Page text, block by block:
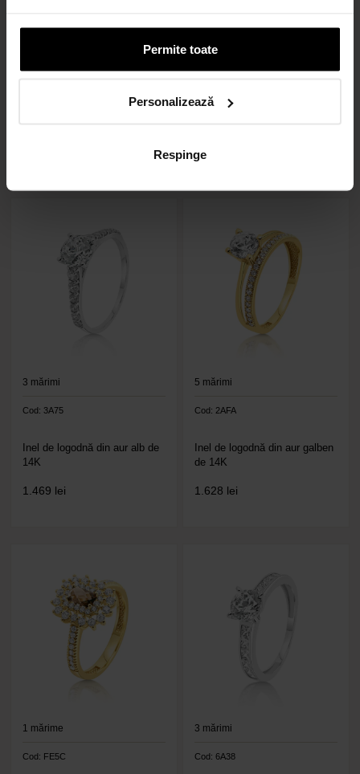
Permite toate
Personalizează
Respinge
Inel de logodnă din aur galben
Inel de logodnă din aur alb de
3 mărimi
Cod: 3A75
Inel de logodnă din aur alb de
14K
1.469 lei
5 mărimi
Cod: 2AFA
Inel de logodnă din aur galben
de 14K
1.628 lei
1 mărime
Cod: FE5C
3 mărimi
Cod: 6A38